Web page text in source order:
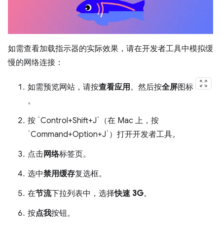
如需查看加载指示器的实际效果，请在开发者工具中模拟缓
慢的网络连接：
如需预览网站，请按查看应用 。然后按全屏图标
。
按 `Control+Shift+J`（在 Mac 上，按
`Command+Option+J`）打开开发者工具。
点击网络标签页。
选中禁用缓存复选框。
在节流下拉列表中，选择快速 3G。
按点我按钮。